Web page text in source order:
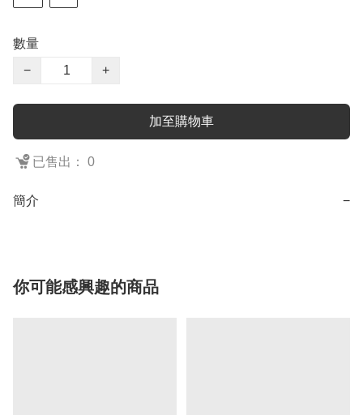
數量
−
+
加至購物車
已售出： 0
簡介 −
你可能感興趣的商品